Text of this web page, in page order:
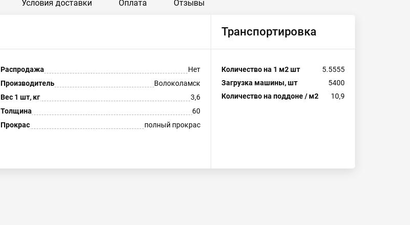
Условия доставки Оплата Отзывы
Распродажа
Нет
Производитель
Волоколамск
Вес 1 шт, кг
3,6
Толщина
60
Прокрас
полный прокрас
Транспортировка
Количество на 1 м2 шт
5.5555
Загрузка машины, шт
5400
Количество на поддоне / м2
10,9